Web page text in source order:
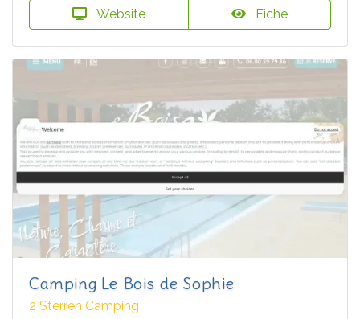
Website Fiche
Camping Le Bois de Sophie
2 Sterren Camping